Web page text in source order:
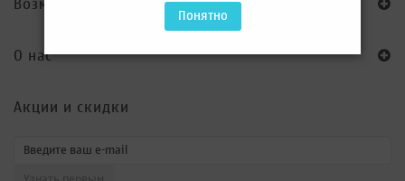
Понятно
O нас
Акции и скидки